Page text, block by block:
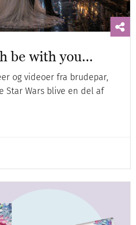
be with you…
og videoer fra brudepar,
Star Wars blive en del af